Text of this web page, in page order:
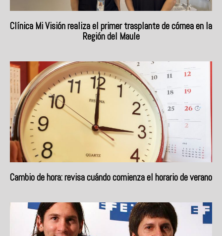
Clínica Mi Visión realiza el primer trasplante de córnea en la
Región del Maule
Cambio de hora: revisa cuándo comienza el horario de verano